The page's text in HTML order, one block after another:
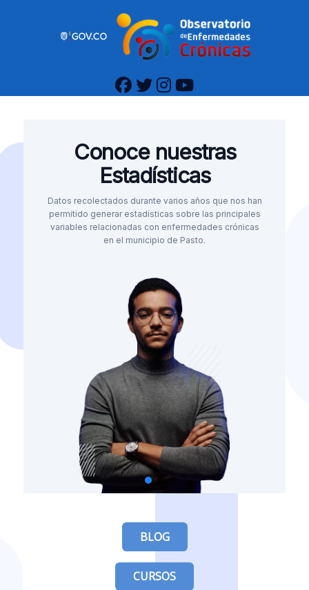
Conoce nuestras
Estadísticas
Datos recolectados durante varios años que nos han
permitido generar estadísticas sobre las principales
variables relacionadas con enfermedades crónicas
en el municipio de Pasto.
BLOG
CURSOS